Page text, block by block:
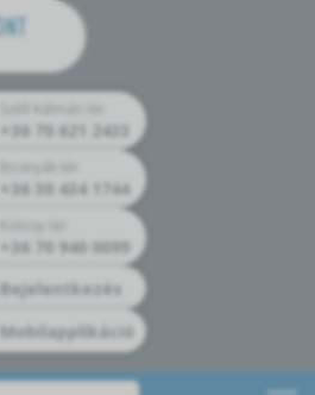
+36 70 621 2433
+36 30 434 1744
+36 70 940 0099
Bejelentkezés
Mobilapplikáció